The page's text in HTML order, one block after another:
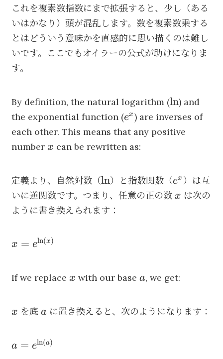
これを複素数指数にまで拡張すると、少し（ある
いはかなり）頭が混乱します。数を複素数乗する
とはどういう意味かを直感的に思い描くのは難し
いです。ここでもオイラーの公式が助けになりま
す。
By definition, the natural logarithm (\ln
ln) and
the exponential function (e^x
ex ) are inverses of
each other. This means that any positive
number x
x can be rewritten as:
定義より、自然対数（\ln
ln）と指数関数（e^x
ex ）は互
いに逆関数です。つまり、任意の正の数 x
x は次の
ように書き換えられます：
x =
x = eln(x)
If we replace x
x with our base a
a, we get:
x
x を底 a
a に置き換えると、次のようになります：
a =
a = eln(a)